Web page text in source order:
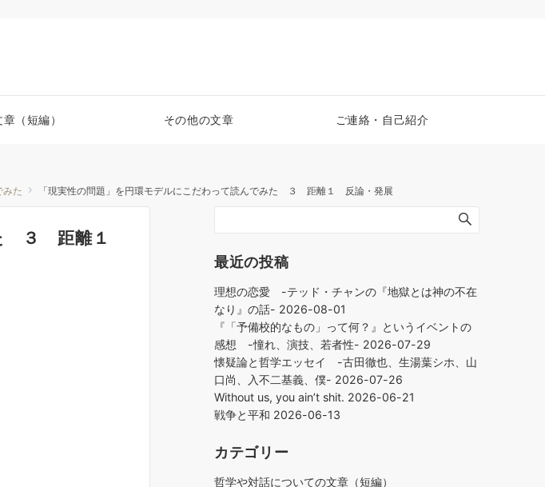
（短編） その他の文章 ご連絡・自己紹介
みた 「現実性の問題」を円環モデルにこだわって読んでみた ３ 距離１ 反論・発展
た ３ 距離１
最近の投稿
理想の恋愛 -テッド・チャンの『地獄とは神の不在
なり』の話- 2026-08-01
『「予備校的なもの」って何？』というイベントの
感想 -憧れ、演技、若者性- 2026-07-29
懐疑論と哲学エッセイ -古田徹也、生湯葉シホ、山
口尚、入不二基義、僕- 2026-07-26
Without us, you ain’t shit. 2026-06-21
戦争と平和 2026-06-13
カテゴリー
哲学や対話についての文章（短編）